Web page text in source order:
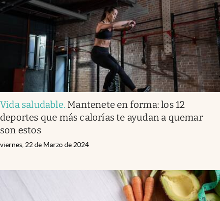
Vida saludable. Mantenete en forma: los 12
deportes que más calorías te ayudan a quemar
son estos
viernes, 22 de Marzo de 2024